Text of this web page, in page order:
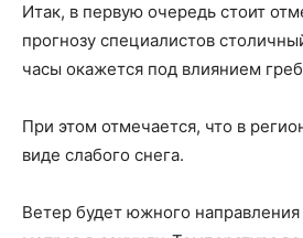
Итак, в первую очередь стоит
прогнозу специалистов
часы окажется под влиянием
При этом отмечается, что в
виде слабого снега.
Ветер будет южного